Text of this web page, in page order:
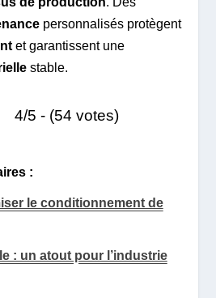
personnalisés protègent
et garantissent une
stable.
4/5 - (54 votes)
:
le conditionnement de
: un atout pour l’industrie